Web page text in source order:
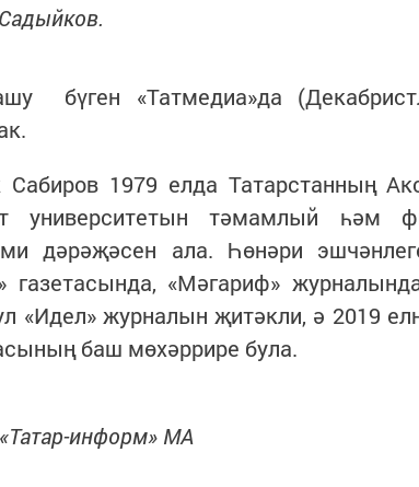
Садыйков.
бүген «Татмедиа»да
Сабиров 1979 елда Татарстанның
университетын тәмамлый һәм
дәрәҗәсен ала. Һөнәри
газетасында, «Мәгариф»
«Идел» журналын җитәкли, ә 2019
баш мөхәррире була.
информ» МА